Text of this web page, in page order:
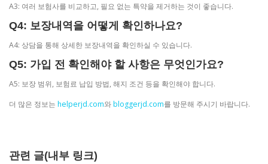
A3: 여러 보험사를 비교하고, 필요 없는 특약을 제거하는 것이 좋습니다.
Q4: 보장내역을 어떻게 확인하나요?
A4: 상담을 통해 상세한 보장내역을 확인하실 수 있습니다.
Q5: 가입 전 확인해야 할 사항은 무엇인가요?
A5: 보장 범위, 보험료 납입 방법, 해지 조건 등을 확인해야 합니다.
더 많은 정보는 helperjd.com와bloggerjd.com를 방문해 주시기 바랍니다.
관련 글(내부 링크)